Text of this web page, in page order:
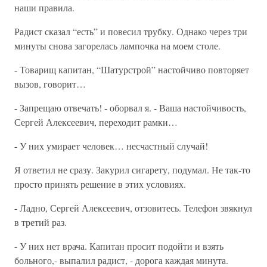
наши правила.
Радист сказал “есть” и повесил трубку. Однако через три
минуты снова загорелась лампочка на моем столе.
- Товарищ капитан, “Шатурстрой” настойчиво повторяет
вызов, говорит…
- Запрещаю отвечать! - оборвал я. - Ваша настойчивость,
Сергей Алексеевич, переходит рамки…
- У них умирает человек… несчастный случай!
Я ответил не сразу. Закурил сигарету, подумал. Не так-то
просто принять решение в этих условиях.
- Ладно, Сергей Алексеевич, отзовитесь. Телефон звякнул
в третий раз.
- У них нет врача. Капитан просит подойти и взять
больного,- выпалил радист, - дорога каждая минута.